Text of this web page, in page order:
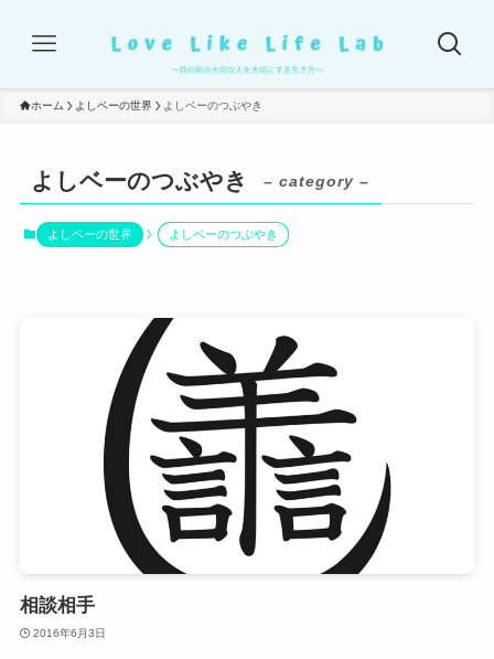
ホーム よしベーの世界 よしベーのつぶやき
よしベーのつぶやき – category –
よしベーの世界 よしベーのつぶやき
相談相手
2016年6月3日